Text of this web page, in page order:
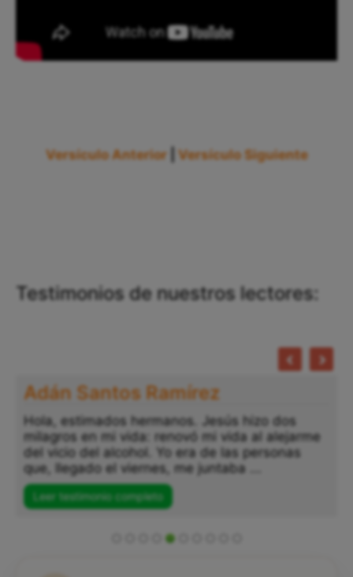
Versículo Anterior Versículo Siguiente
Testimonios de nuestros lectores:
Adán Santos Ramírez
Hola, estimados hermanos. Jesús hizo dos
milagros en mi vida: renovó mi vida al alejarme
del vicio del alcohol. Yo era de las personas
que, llegado el viernes, me juntaba ...
Leer testimonio completo